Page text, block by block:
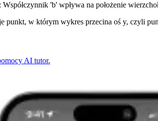
'b' wpływa na położenie
w którym wykres przecina oś y, czyli
AI tutor.